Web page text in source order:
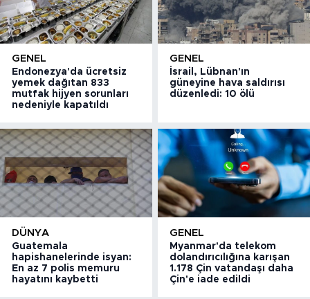
GENEL
Endonezya'da ücretsiz
yemek dağıtan 833
mutfak hijyen sorunları
nedeniyle kapatıldı
GENEL
İsrail, Lübnan'ın
güneyine hava saldırısı
düzenledi: 10 ölü
DÜNYA
Guatemala
hapishanelerinde isyan:
En az 7 polis memuru
hayatını kaybetti
GENEL
Myanmar'da telekom
dolandırıcılığına karışan
1.178 Çin vatandaşı daha
Çin'e iade edildi